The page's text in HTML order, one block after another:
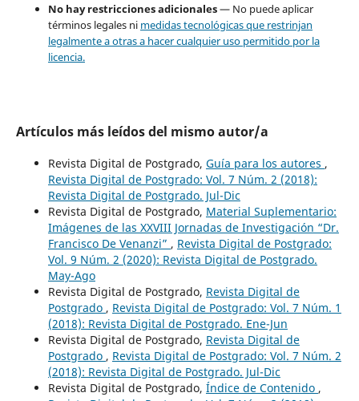
No hay restricciones adicionales— No puede aplicar
términos legales ni medidas tecnológicas que restrinjan
legalmente a otras a hacer cualquier uso permitido por la
licencia.
Artículos más leídos del mismo autor/a
Revista Digital de Postgrado, Guía para los autores ,
Revista Digital de Postgrado: Vol. 7 Núm. 2 (2018):
Revista Digital de Postgrado. Jul-Dic
Revista Digital de Postgrado, Material Suplementario:
Imágenes de las XXVIII Jornadas de Investigación “Dr.
Francisco De Venanzi” , Revista Digital de Postgrado:
Vol. 9 Núm. 2 (2020): Revista Digital de Postgrado.
May-Ago
Revista Digital de Postgrado, Revista Digital de
Postgrado , Revista Digital de Postgrado: Vol. 7 Núm. 1
(2018): Revista Digital de Postgrado. Ene-Jun
Revista Digital de Postgrado, Revista Digital de
Postgrado , Revista Digital de Postgrado: Vol. 7 Núm. 2
(2018): Revista Digital de Postgrado. Jul-Dic
Revista Digital de Postgrado, Índice de Contenido ,